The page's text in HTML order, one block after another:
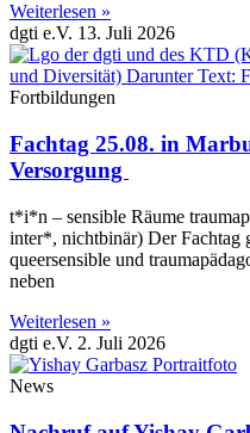
Weiterlesen »
dgti e.V. 13. Juli 2026
Fortbildungen
Fachtag 25.08. in
Versorgung
t*i*n – sensible Räume
inter*, nichtbinär) Der Fachtag
queersensible und
neben
Weiterlesen »
dgti e.V. 2. Juli 2026
News